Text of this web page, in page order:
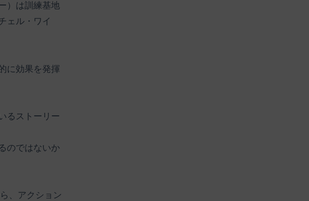
）は訓練基地
ェル・ワイ
に効果を発揮
るストーリー
のではないか
、アクション